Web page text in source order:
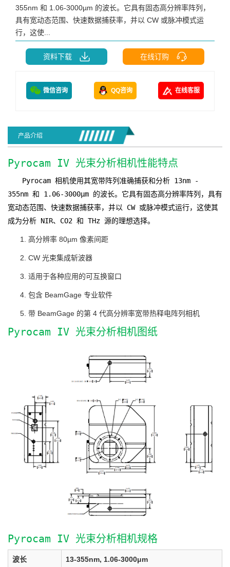
355nm 和 1.06-3000µm 的波长。它具有固态高分辨率阵列，
具有宽动态范围、快速数据捕获率，并以 CW 或脉冲模式运
行，这使...
资料下载 在线订购
微信咨询 QQ咨询 在线客服
产品介绍
Pyrocam IV 光束分析相机性能特点
Pyrocam 相机使用其宽带阵列准确捕获和分析 13nm -
355nm 和 1.06-3000µm 的波长。它具有固态高分辨率阵列，具有
宽动态范围、快速数据捕获率，并以 CW 或脉冲模式运行，这使其
成为分析 NIR、CO2 和 THz 源的理想选择。
高分辨率 80µm 像素间距
CW 光束集成斩波器
适用于各种应用的可互换窗口
包含 BeamGage 专业软件
带 BeamGage 的第 4 代高分辨率宽带热释电阵列相机
Pyrocam IV 光束分析相机图纸
Pyrocam IV 光束分析相机规格
波长 13-355nm, 1.06-3000μm